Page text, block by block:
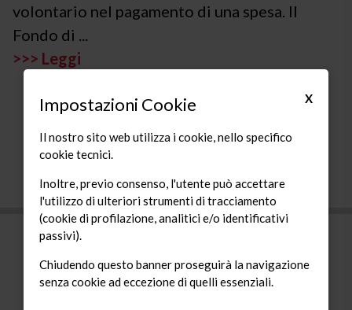
volontario nel pagamento di una spesa. Il
Fondo di ...
>>> Leggi
FONDAZIONE AUPREMA ETS
Piazza Soncino, 1
20092 Cinisello Balsamo (MI)
X
Impostazioni Cookie
Il nostro sito web utilizza i cookie, nello specifico
cookie tecnici.
Inoltre, previo consenso, l'utente può accettare
l'utilizzo di ulteriori strumenti di tracciamento
(cookie di profilazione, analitici e/o identificativi
passivi).
Chiudendo questo banner proseguirà la navigazione
senza cookie ad eccezione di quelli essenziali.